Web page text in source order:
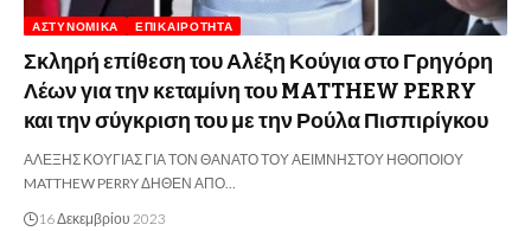
ΑΣΤΥΝΟΜΙΚΆ ΕΠΙΚΑΙΡΌΤΗΤΑ
Σκληρή επίθεση του Αλέξη Κούγια στο Γρηγόρη
Λέων για την κεταμίνη του MATTHEW PERRY
και την σύγκριση του με την Ρούλα Πισπιρίγκου
ΑΛΕΞΗΣ ΚΟΥΓΙΑΣ ΓΙΑ ΤΟΝ ΘΑΝΑΤΟ ΤΟΥ ΑΕΙΜΝΗΣΤΟΥ ΗΘΟΠΟΙΟΥ
MATTHEW PERRY ΔΗΘΕΝ ΑΠΟ…
16 Δεκεμβρίου 2023